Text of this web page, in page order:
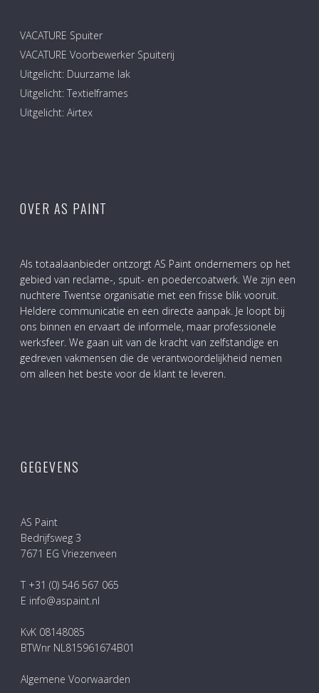
VACATURE Spuiter
VACATURE Voorbewerker Spuiterij
Uitgelicht: Duurzame lak
Uitgelicht: Textielframes
Uitgelicht: Airtex
OVER AS PAINT
Als totaalaanbieder ontzorgt AS Paint ondernemers op het
gebied van reclame-, spuit- en poedercoatwerk. We zijn een
nuchtere Twentse organisatie met een frisse blik vooruit.
Heldere communicatie en een directe aanpak. Je loopt bij
ons binnen en ervaart de informele, maar professionele
werksfeer. We gaan uit van de kracht van zelfstandige en
gedreven vakmensen die de verantwoordelijkheid nemen
om alleen het beste voor de klant te leveren.
GEGEVENS
AS Paint
Bedrijfsweg 3
7671 EG Vriezenveen
T +31 (0) 546 567 065
E info@aspaint.nl
KvK 08148085
BTWnr NL815961674B01
Algemene Voorwaarden